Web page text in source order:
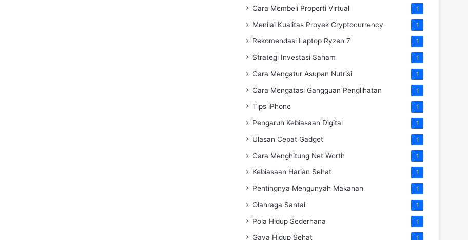
Cara Membeli Properti Virtual 1
Menilai Kualitas Proyek Cryptocurrency 1
Rekomendasi Laptop Ryzen 7 1
Strategi Investasi Saham 1
Cara Mengatur Asupan Nutrisi 1
Cara Mengatasi Gangguan Penglihatan 1
Tips iPhone 1
Pengaruh Kebiasaan Digital 1
Ulasan Cepat Gadget 1
Cara Menghitung Net Worth 1
Kebiasaan Harian Sehat 1
Pentingnya Mengunyah Makanan 1
Olahraga Santai 1
Pola Hidup Sederhana 1
Gaya Hidup Sehat 1